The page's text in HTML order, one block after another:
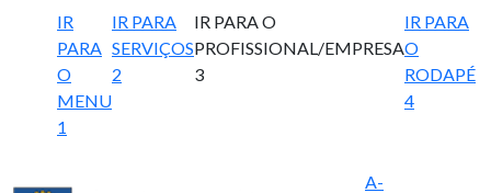
IR
PARA
O
MENU
1
IR PARA
SERVIÇOS
2
IR PARA O
PROFISSIONAL/EMPRESA
3
IR PARA
O
RODAPÉ
4
A-